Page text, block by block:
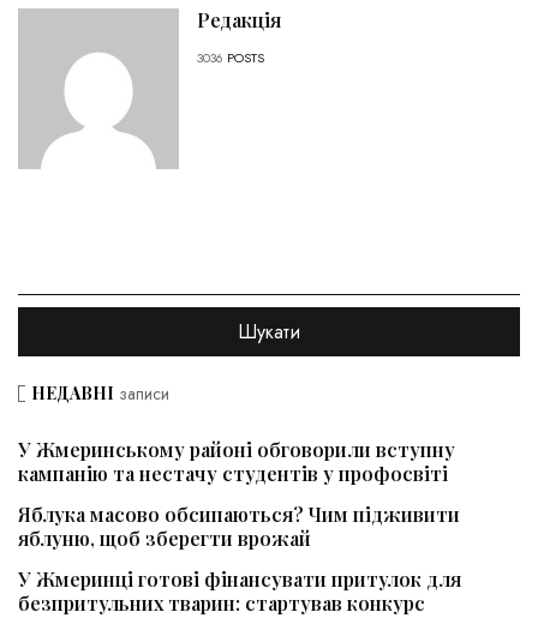
Редакція
3036 POSTS
НЕДАВНІ записи
У Жмеринському районі обговорили вступну
кампанію та нестачу студентів у профосвіті
Яблука масово обсипаються? Чим підживити
яблуню, щоб зберегти врожай
У Жмеринці готові фінансувати притулок для
безпритульних тварин: стартував конкурс